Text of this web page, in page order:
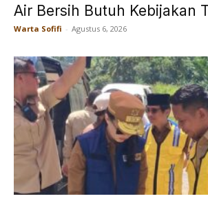
Air Bersih Butuh Kebijakan
Warta Sofifi - Agustus 6, 2026